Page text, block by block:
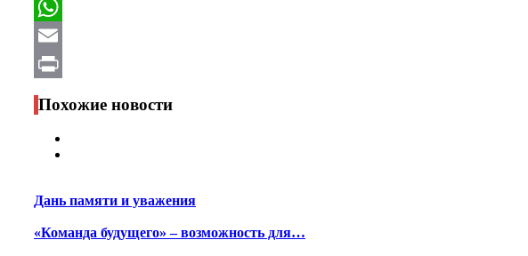
Facebook
WhatsApp
Email
Print
Похожие новости
Дань памяти и уважения
«Команда будущего» – возможность для…